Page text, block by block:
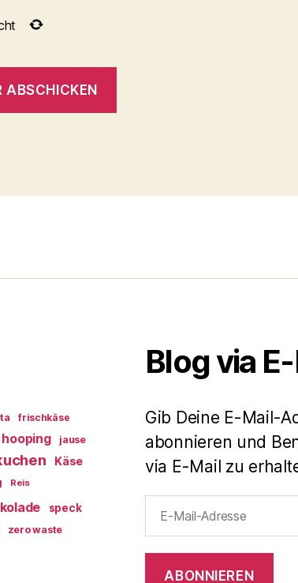
frischkäse
hooping jause
Käse
Reis
speck
zero waste
Blog via
Gib Deine E-Mail-
abonnieren und
via E-Mail zu
Mail-
ABONNIEREN